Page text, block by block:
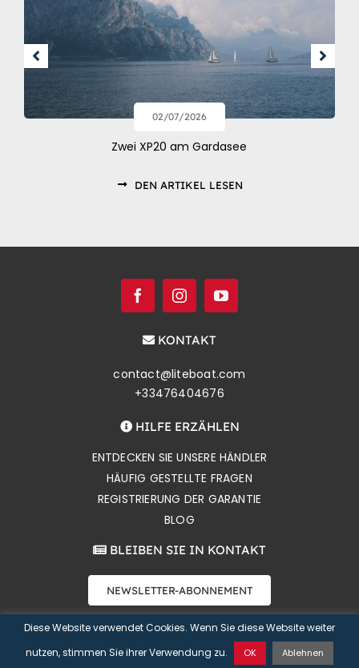
02/07/2026
Zwei XP20 am Gardasee
DEN ARTIKEL LESEN
KONTAKT
contact@liteboat.com
+33476404676
HILFE ERZÄHLEN
ENTDECKEN SIE UNSERE HÄNDLER
HÄUFIG GESTELLTE FRAGEN
REGISTRIERUNG DER GARANTIE
BLOG
BLEIBEN SIE IN KONTAKT
NEWSLETTER-ABONNEMENT
Copyright 2026 Liteboat SAS |Datenschutzerklärung|
Øya Communication
KONTAKT
Diese Website verwendet Cookies. Wenn Sie diese Website weiter
nutzen, stimmen Sie ihrer Verwendung zu.
OK Ablehnen